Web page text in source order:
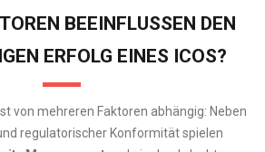
BEEINFLUSSEN DEN
ERFOLG EINES ICOS?
von mehreren Faktoren abhängig: Neben
regulatorischer Konformität spielen